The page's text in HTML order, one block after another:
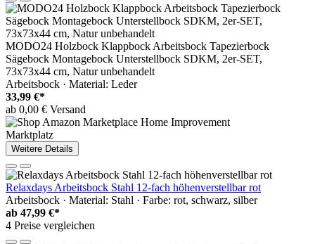
MODO24 Holzbock Klappbock Arbeitsbock Tapezierbock
Sägebock Montagebock Unterstellbock SDKM, 2er-SET,
73x73x44 cm, Natur unbehandelt
Arbeitsbock · Material: Leder
33,99 €*
ab 0,00 € Versand
Marktplatz
Weitere Details
Relaxdays Arbeitsbock Stahl 12-fach höhenverstellbar rot
Arbeitsbock · Material: Stahl · Farbe: rot, schwarz, silber
ab 47,99 €*
4 Preise vergleichen